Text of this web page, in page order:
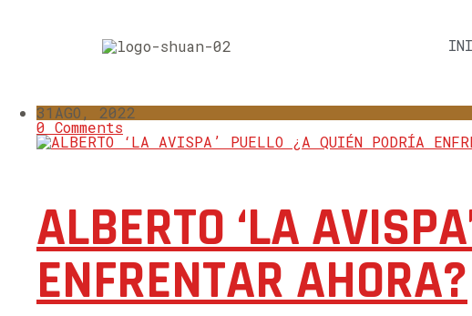
31 AGO, 2022
0 Comments
ALBERTO ‘LA
ENFRENTAR AHORA?